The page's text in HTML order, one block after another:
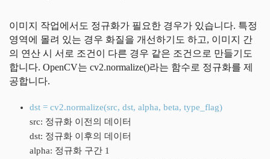
이미지 작업에서도 정규화가 필요한 경우가 있습니다. 특정
영역에 몰려 있는 경우 화질을 개선하기도 하고, 이미지 간
의 연산 시 서로 조건이 다른 경우 같은 조건으로 만들기도
합니다. OpenCV는 cv2.normalize()라는 함수로 정규화를 제
공합니다.
dst = cv2.normalize(src, dst, alpha, beta, type_flag)
src: 정규화 이전의 데이터
dst: 정규화 이후의 데이터
alpha: 정규화 구간 1